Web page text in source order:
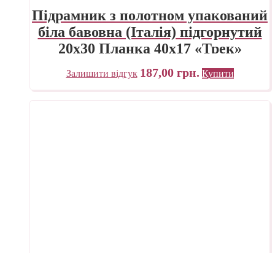
Підрамник з полотном упакований
біла бавовна (Італія) підгорнутий
20х30 Планка 40х17 «Трек»
Україна
Залишити відгук 187,00 грн. Купити